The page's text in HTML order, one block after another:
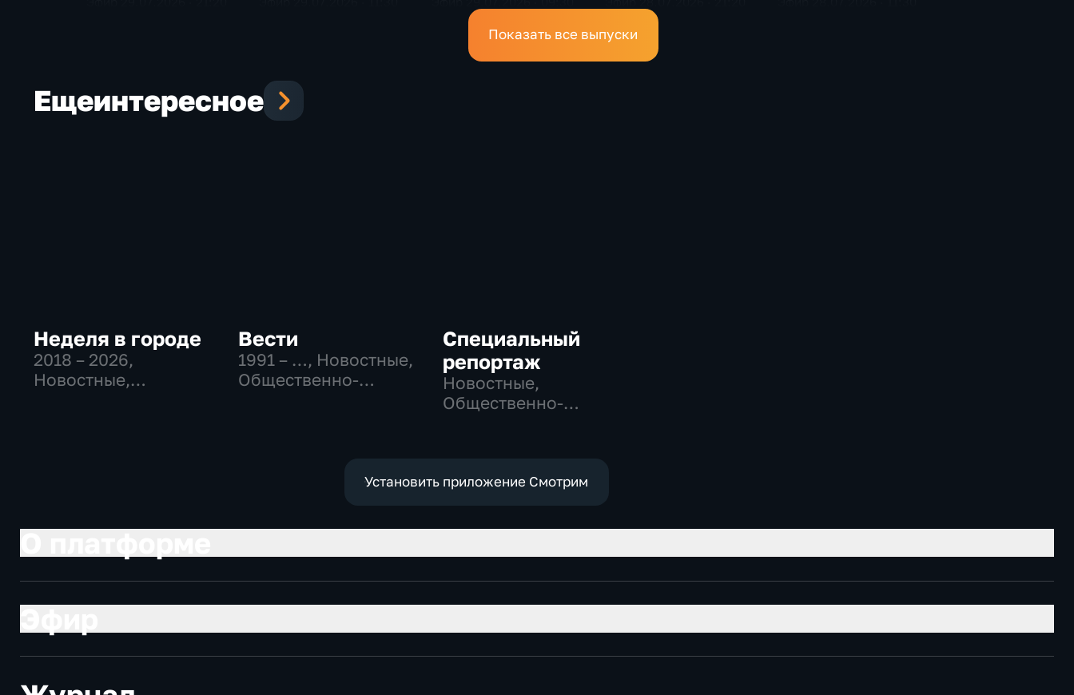
Показать все выпуски
Ещеинтересное
Неделя в городе
2018 – 2026,
Новостные,
Вести
1991 – …, Новостные,
Общественно-
Специальный
репортаж
Новостные,
Общественно-
Установить приложение Смотрим